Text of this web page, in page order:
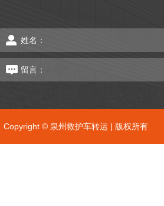
Copyright © 泉州救护车转运 | 版权所有